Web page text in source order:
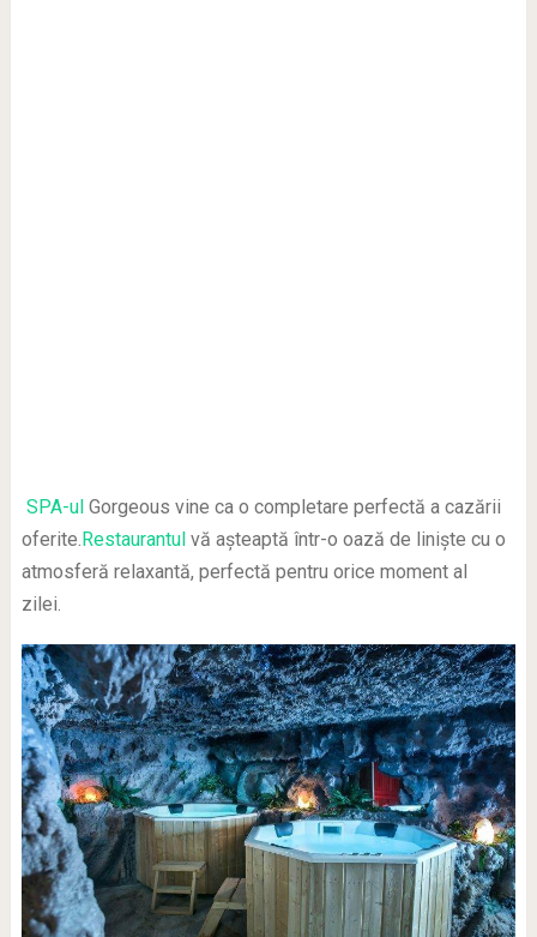
SPA-ul Gorgeous vine ca o completare perfectă a cazării
oferite.Restaurantul vă așteaptă într-o oază de liniște cu o
atmosferă relaxantă, perfectă pentru orice moment al
zilei.